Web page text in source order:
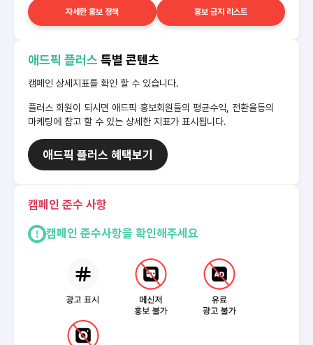
자세한 홍보 정책 홍보 금지 리스트
애드픽 플러스 특별 콘텐츠
캠페인 상세지표를 확인 할 수 있습니다.
플러스 회원이 되시면 애드픽 홍보회원들의 평균수익, 전환율등의
마케팅에 참고 할 수 있는 상세한 지표가 표시됩니다.
애드픽 플러스 혜택보기
캠페인 준수 사항
캠페인 준수사항을 확인해주세요